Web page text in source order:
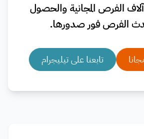
الفرص المجانية والحصول
الفرص فور صدورها.
تابعنا على تيليجرام